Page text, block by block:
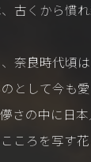
古くから慣
奈良時代頃
として今も愛
さの中に日
ころを写す